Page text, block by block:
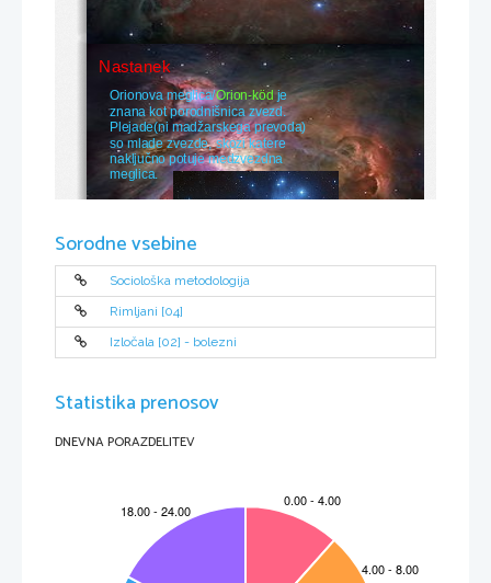
Nastanek
Orionova meglica/Orion-köd je
znana kot porodnišnica zvezd.
Plejade(ni madžarskega prevoda)
so mlade zvezde, skozi katere
naključno potuje medzvezdna
meglica.
milijardami let. Zvezde se tvorijo še danes. Tipičen nastanek zvezde poteka po tem vzorcu:
ko težnost prevlada nad plinskim protitlakom in je s tem izpolnjen Jeansovnov kriterij
supernove, gostotni valovi v medzvezdni snovi ali sevalni tlak pravkar nastale mlade
temveč po navadi v skupinah.
Pri nadaljnjem krčenju globul narašča gostota in zaradi sproščene gravitacijske energije
ki omejuje področje, znotraj katere lahko obstajajo stabilne zvezde. Potem se zvezda v
razumemo dovolj dobro in ne znamo pojasniti. Iz nivoja diska nastane ekliptika.
Pri akreciji se iz diska tvorita v obe polarni smeri zvezde curka snovi, ki lahko dosežeta tudi
dolžino 10 svetlobnih let.
Sorodne vsebine
Sociološka metodologija
Rimljani [04]
Izločala [02] - bolezni
Statistika prenosov
DNEVNA PORAZDELITEV